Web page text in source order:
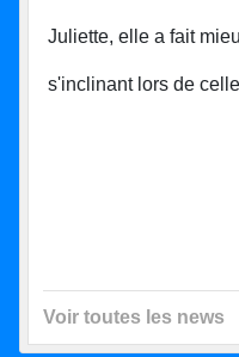
Juliette, elle a fait
s'inclinant lors de
Voir toutes les news